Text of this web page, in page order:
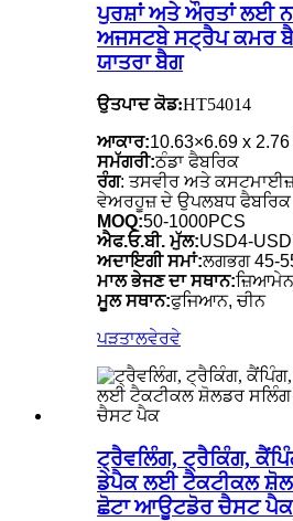
ਪੁਰਸ਼ਾਂ ਅਤੇ ਔਰਤਾਂ ਲਈ
ਅਜਸਟਬੇ ਸਟ੍ਰੈਪ ਕਮਰ
ਯਾਤਰਾ ਬੈਗ
ਉਤਪਾਦ ਕੋਡ:HT54014
ਆਕਾਰ:10.63×6.69 x
ਸਮੱਗਰੀ:ਠੰਡਾ ਫੈਬਰਿਕ
ਰੰਗ: ਤਸਵੀਰ ਅਤੇ
ਵੇਅਰਹੂਜ਼ ਦੇ ਉਪਲਬਧ ਫੈਬਰਿਕ
MOQ:50-1000PCS
ਐਫ.ਓ.ਬੀ. ਮੁੱਲ:USD4-
ਅਦਾਇਗੀ ਸਮਾਂ:ਲਗਭਗ 45-
ਮਾਲ ਭੇਜਣ ਦਾ ਸਥਾਨ:
ਮੂਲ ਸਥਾਨ:ਫੁਜਿਆਨ, ਚੀਨ
ਪੜਤਾਲਵੇਰਵੇ
ਟ੍ਰੈਵਲਿੰਗ, ਟ੍ਰੈਕਿੰਗ,
ਡੇਪੈਕ ਲਈ ਟੈਕਟੀਕਲ
ਛੋਟਾ ਆਊਟਡੋਰ ਚੈਸਟ ਪੈਕ